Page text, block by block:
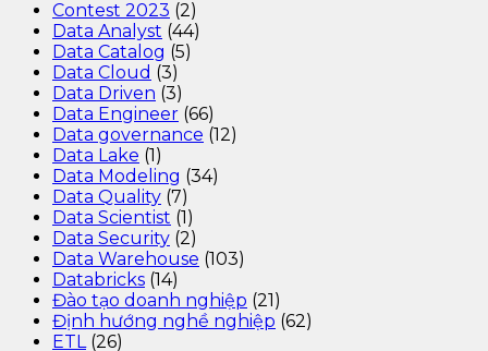
Contest 2023 (2)
Data Analyst (44)
Data Catalog (5)
Data Cloud (3)
Data Driven (3)
Data Engineer (66)
Data governance (12)
Data Lake (1)
Data Modeling (34)
Data Quality (7)
Data Scientist (1)
Data Security (2)
Data Warehouse (103)
Databricks (14)
Đào tạo doanh nghiệp (21)
Định hướng nghề nghiệp (62)
ETL(26)